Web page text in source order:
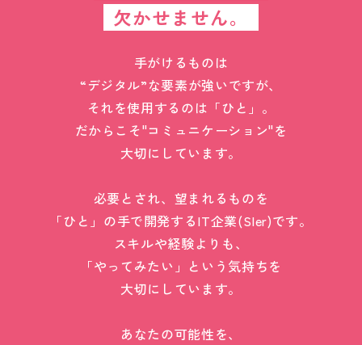
欠かせません。
手がけるものは
“デジタル”な要素が強いですが、
それを使用するのは「ひと」。
だからこそ"コミュニケーション"を
大切にしています。
必要とされ、望まれるものを
「ひと」の手で開発するIT企業(SIer)です。
スキルや経験よりも、
「やってみたい」という気持ちを
大切にしています。
あなたの可能性を、